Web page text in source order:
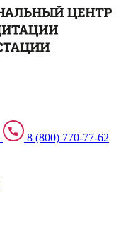
8 (800) 770-77-62